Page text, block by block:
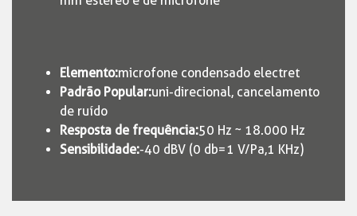
Elemento:microfone condensado electret
Padrão Popular:uni-direcional, cancelamento
de ruído
Resposta de frequência:50 Hz ~ 18.000 Hz
Sensibilidade:-40 dBV (0 db=1 V/Pa,1 KHz)